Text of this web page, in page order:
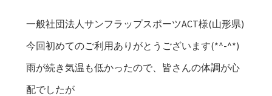
一般社団法人サンフラップスポーツACT様(山形県)
今回初めてのご利用ありがとうございます(*^-^*)
雨が続き気温も低かったので、皆さんの体調が心
配でしたが